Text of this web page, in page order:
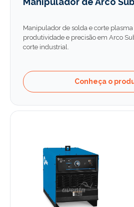
Manipulador de solda e corte
produtividade e precisão em Arco
corte industrial.
Conheça o